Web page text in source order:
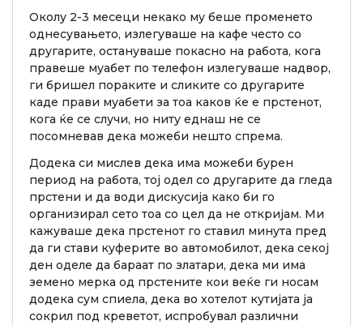
Околу 2-3 месеци некако му беше променето
однесувањето, излегуваше на кафе често со
другарите, остануваше покасно на работа, кога
правеше муабет по телефон излегуваше надвор,
ги бришел пораките и сликите со другарите
каде прави муабети за тоа каков ќе е прстенот,
кога ќе се случи, но ниту еднаш не се
посомневав дека можеби нешто спрема.
Додека си мислев дека има можеби бурен
период на работа, тој одел со другарите да гледа
прстени и да води дискусија како би го
организирал сето тоа со цел да не откријам. Ми
кажуваше дека прстенот го ставил минута пред
да ги стави куферите во автомобилот, дека секој
ден оделе да бараат по златари, дека ми има
земено мерка од прстените кои веќе ги носам
додека сум спиела, дека во хотелот кутијата ја
сокрил под креветот, испробувал различни